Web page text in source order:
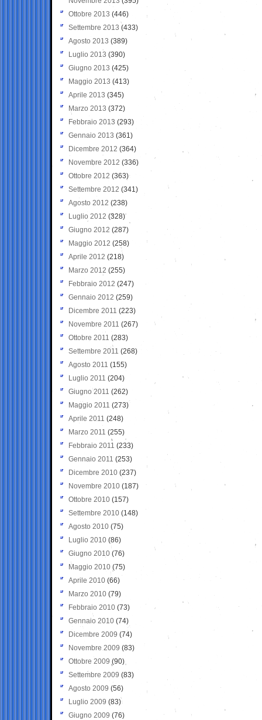
Ottobre 2013 (446)
Settembre 2013 (433)
Agosto 2013 (389)
Luglio 2013 (390)
Giugno 2013 (425)
Maggio 2013 (413)
Aprile 2013 (345)
Marzo 2013 (372)
Febbraio 2013 (293)
Gennaio 2013 (361)
Dicembre 2012 (364)
Novembre 2012 (336)
Ottobre 2012 (363)
Settembre 2012 (341)
Agosto 2012 (238)
Luglio 2012 (328)
Giugno 2012 (287)
Maggio 2012 (258)
Aprile 2012 (218)
Marzo 2012 (255)
Febbraio 2012 (247)
Gennaio 2012 (259)
Dicembre 2011 (223)
Novembre 2011 (267)
Ottobre 2011 (283)
Settembre 2011 (268)
Agosto 2011 (155)
Luglio 2011 (204)
Giugno 2011 (262)
Maggio 2011 (273)
Aprile 2011 (248)
Marzo 2011 (255)
Febbraio 2011 (233)
Gennaio 2011 (253)
Dicembre 2010 (237)
Novembre 2010 (187)
Ottobre 2010 (157)
Settembre 2010 (148)
Agosto 2010 (75)
Luglio 2010 (86)
Giugno 2010 (76)
Maggio 2010 (75)
Aprile 2010 (66)
Marzo 2010 (79)
Febbraio 2010 (73)
Gennaio 2010 (74)
Dicembre 2009 (74)
Novembre 2009 (83)
Ottobre 2009 (90)
Settembre 2009 (83)
Agosto 2009 (56)
Luglio 2009 (83)
Giugno 2009 (76)